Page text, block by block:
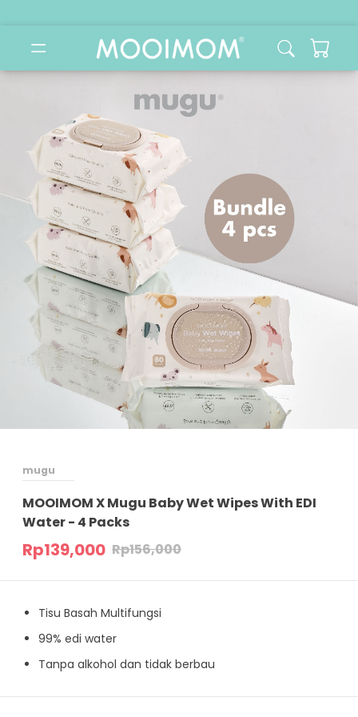
mugu
MOOIMOM X Mugu Baby Wet Wipes With EDI
Water - 4 Packs
Rp139,000 Rp156,000
Tisu Basah Multifungsi
⁠99% edi water
⁠Tanpa alkohol dan tidak berbau